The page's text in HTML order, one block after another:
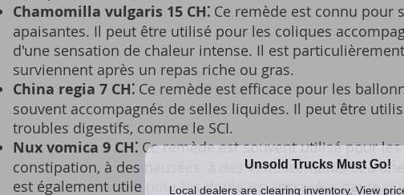
Chamomilla vulgaris 15 CH⁚ Ce remède est connu pour
apaisantes. Il peut être utilisé pour les coliques
d'une sensation de chaleur intense. Il est
surviennent après un repas riche ou gras.
China regia 7 CH⁚ Ce remède est efficace pour les
souvent accompagnés de selles liquides. Il peut être
troubles digestifs, comme le SCI.
Nux vomica 9 CH⁚ Ce remède est souvent utilisé pour
constipation, à des nausées, à des vomissements et à
est également utile pour les douleurs aggravées par la